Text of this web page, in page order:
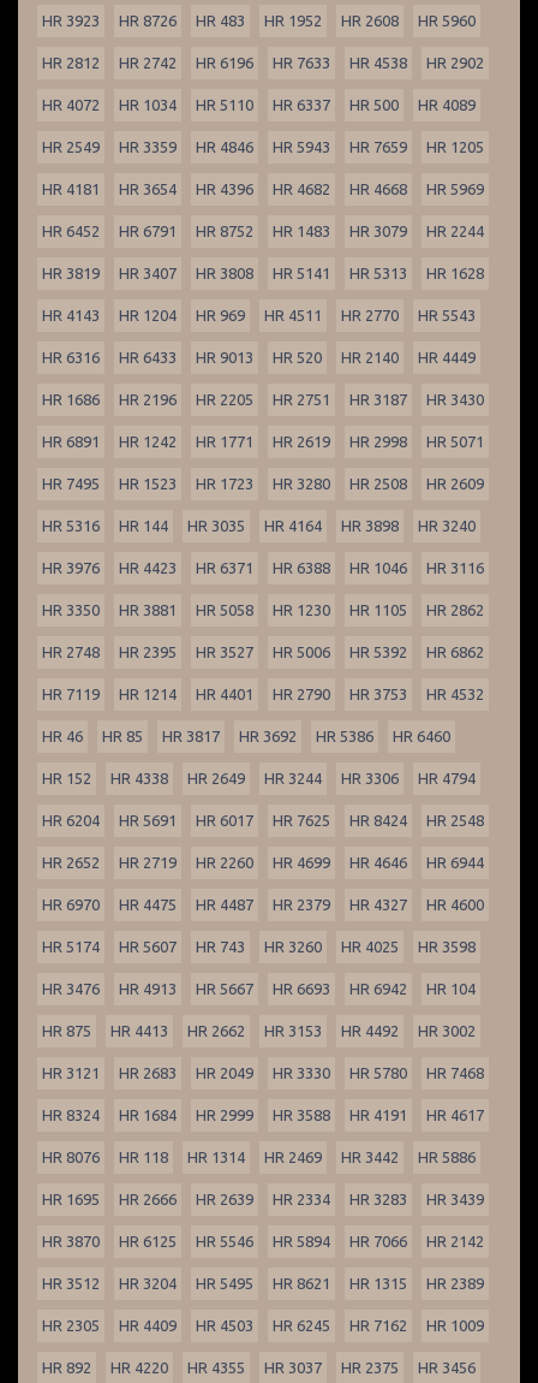
HR 3923 HR 8726 HR 483 HR 1952 HR 2608 HR 5960
HR 2812 HR 2742 HR 6196 HR 7633 HR 4538 HR 2902
HR 4072 HR 1034 HR 5110 HR 6337 HR 500 HR 4089
HR 2549 HR 3359 HR 4846 HR 5943 HR 7659 HR 1205
HR 4181 HR 3654 HR 4396 HR 4682 HR 4668 HR 5969
HR 6452 HR 6791 HR 8752 HR 1483 HR 3079 HR 2244
HR 3819 HR 3407 HR 3808 HR 5141 HR 5313 HR 1628
HR 4143 HR 1204 HR 969 HR 4511 HR 2770 HR 5543
HR 6316 HR 6433 HR 9013 HR 520 HR 2140 HR 4449
HR 1686 HR 2196 HR 2205 HR 2751 HR 3187 HR 3430
HR 6891 HR 1242 HR 1771 HR 2619 HR 2998 HR 5071
HR 7495 HR 1523 HR 1723 HR 3280 HR 2508 HR 2609
HR 5316 HR 144 HR 3035 HR 4164 HR 3898 HR 3240
HR 3976 HR 4423 HR 6371 HR 6388 HR 1046 HR 3116
HR 3350 HR 3881 HR 5058 HR 1230 HR 1105 HR 2862
HR 2748 HR 2395 HR 3527 HR 5006 HR 5392 HR 6862
HR 7119 HR 1214 HR 4401 HR 2790 HR 3753 HR 4532
HR 46 HR 85 HR 3817 HR 3692 HR 5386 HR 6460
HR 152 HR 4338 HR 2649 HR 3244 HR 3306 HR 4794
HR 6204 HR 5691 HR 6017 HR 7625 HR 8424 HR 2548
HR 2652 HR 2719 HR 2260 HR 4699 HR 4646 HR 6944
HR 6970 HR 4475 HR 4487 HR 2379 HR 4327 HR 4600
HR 5174 HR 5607 HR 743 HR 3260 HR 4025 HR 3598
HR 3476 HR 4913 HR 5667 HR 6693 HR 6942 HR 104
HR 875 HR 4413 HR 2662 HR 3153 HR 4492 HR 3002
HR 3121 HR 2683 HR 2049 HR 3330 HR 5780 HR 7468
HR 8324 HR 1684 HR 2999 HR 3588 HR 4191 HR 4617
HR 8076 HR 118 HR 1314 HR 2469 HR 3442 HR 5886
HR 1695 HR 2666 HR 2639 HR 2334 HR 3283 HR 3439
HR 3870 HR 6125 HR 5546 HR 5894 HR 7066 HR 2142
HR 3512 HR 3204 HR 5495 HR 8621 HR 1315 HR 2389
HR 2305 HR 4409 HR 4503 HR 6245 HR 7162 HR 1009
HR 892 HR 4220 HR 4355 HR 3037 HR 2375 HR 3456